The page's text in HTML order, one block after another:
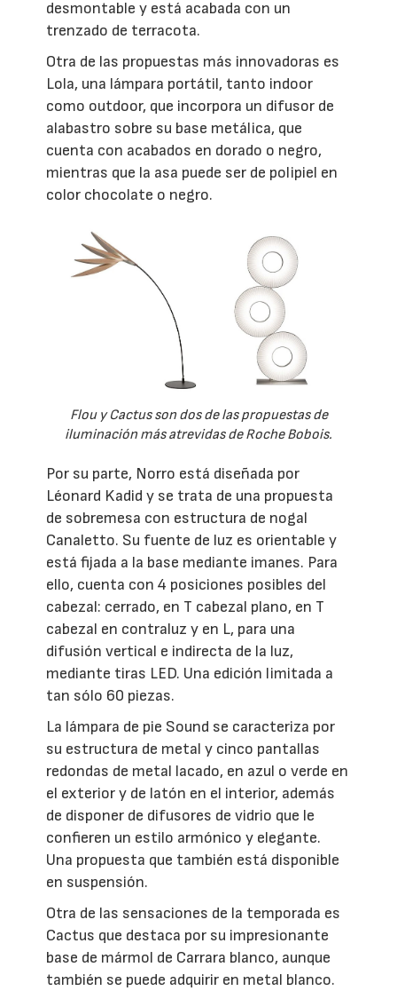
desmontable y está acabada con un
trenzado de terracota.
Otra de las propuestas más innovadoras es
Lola, una lámpara portátil, tanto indoor
como outdoor, que incorpora un difusor de
alabastro sobre su base metálica, que
cuenta con acabados en dorado o negro,
mientras que la asa puede ser de polipiel en
color chocolate o negro.
Flou y Cactus son dos de las propuestas de
iluminación más atrevidas de Roche Bobois.
Por su parte, Norro está diseñada por
Léonard Kadid y se trata de una propuesta
de sobremesa con estructura de nogal
Canaletto. Su fuente de luz es orientable y
está fijada a la base mediante imanes. Para
ello, cuenta con 4 posiciones posibles del
cabezal: cerrado, en T cabezal plano, en T
cabezal en contraluz y en L, para una
difusión vertical e indirecta de la luz,
mediante tiras LED. Una edición limitada a
tan sólo 60 piezas.
La lámpara de pie Sound se caracteriza por
su estructura de metal y cinco pantallas
redondas de metal lacado, en azul o verde en
el exterior y de latón en el interior, además
de disponer de difusores de vidrio que le
confieren un estilo armónico y elegante.
Una propuesta que también está disponible
en suspensión.
Otra de las sensaciones de la temporada es
Cactus que destaca por su impresionante
base de mármol de Carrara blanco, aunque
también se puede adquirir en metal blanco.